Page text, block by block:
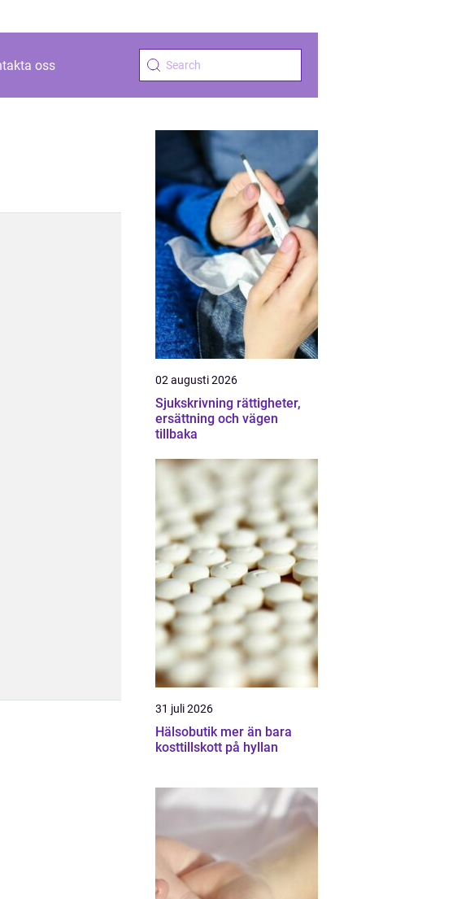
oss
02 augusti 2026
Sjukskrivning rättigheter,
ersättning och vägen
tillbaka
31 juli 2026
Hälsobutik mer än bara
kosttillskott på hyllan